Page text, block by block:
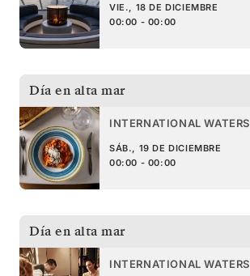
VIE., 18 DE DICIEMBRE
00:00 - 00:00
Día en alta mar
INTERNATIONAL WATERS
SÁB., 19 DE DICIEMBRE
00:00 - 00:00
Día en alta mar
INTERNATIONAL WATERS